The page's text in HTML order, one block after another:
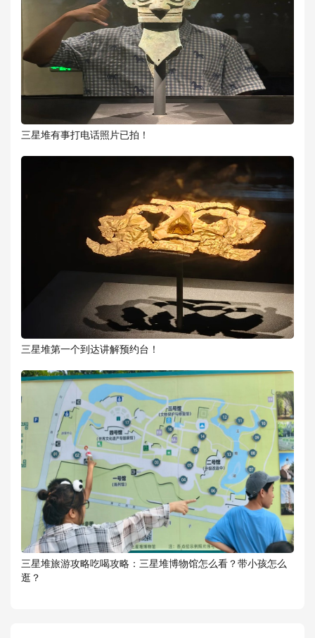
三星堆有事打电话照片已拍！
三星堆第一个到达讲解预约台！
三星堆旅游攻略吃喝攻略：三星堆博物馆怎么看？带小孩怎么
逛？